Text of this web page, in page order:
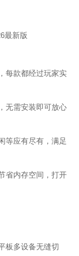
每款都经过玩家实
无需安装即可放心
等应有尽有，满足
省内存空间，打开
板多设备无缝切